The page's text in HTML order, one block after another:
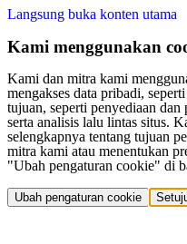
Langsung buka konten utama
Kami menggunakan
Kami dan mitra kami
mengakses data pribadi,
tujuan, seperti penyediaan
serta analisis lalu lintas situs.
selengkapnya tentang tujuan
mitra kami atau menentukan
"Ubah pengaturan cookie" di
Ubah pengaturan cookie